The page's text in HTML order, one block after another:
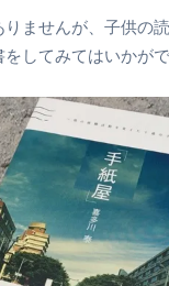
ませんが、子供の
してみてはいかがで